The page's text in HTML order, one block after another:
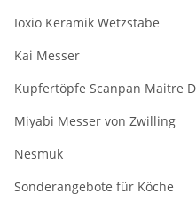
Ioxio Keramik Wetzstäbe
Kai Messer
Kupfertöpfe Scanpan Maitre D
Miyabi Messer von Zwilling
Nesmuk
Sonderangebote für Köche